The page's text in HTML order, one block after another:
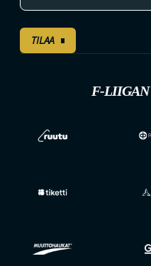
TILAA
F-LIIGAN